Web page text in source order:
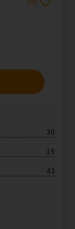
30
19
43